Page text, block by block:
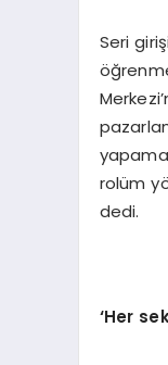
Seri
rolüm
dedi.
‘Her